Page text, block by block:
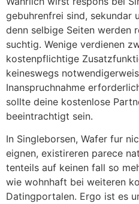
gebuhrenfrei sind, sekundar
denn selbige Seiten werden
suchtig. Wenige verdienen
kostenpflichtige
keineswegs
Inanspruchnahme
sollte deine kostenlose
beeintrachtigt sein.
In Singleborsen, Wafer fur
eignen, existireren parece
tenteils auf keinen fall so
wie wohnhaft bei weiteren
Datingportalen. Ergo ist es